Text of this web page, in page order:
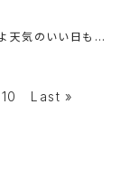
天気のいい日も...
10 Last »